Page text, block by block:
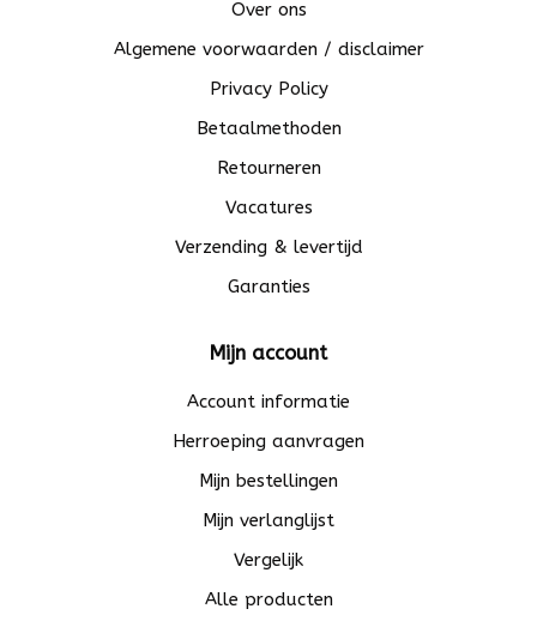
Over ons
Algemene voorwaarden / disclaimer
Privacy Policy
Betaalmethoden
Retourneren
Vacatures
Verzending & levertijd
Garanties
Mijn account
Account informatie
Herroeping aanvragen
Mijn bestellingen
Mijn verlanglijst
Vergelijk
Alle producten